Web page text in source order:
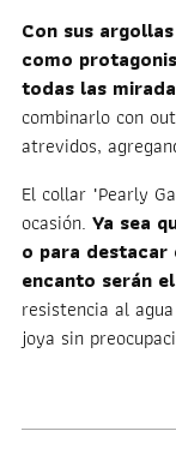
a
la
cesta
Con sus
como
todas las
combinarlo con
atrevidos,
El collar "Pearly
ocasión. Ya sea
o para destacar
encanto serán
resistencia al
joya sin